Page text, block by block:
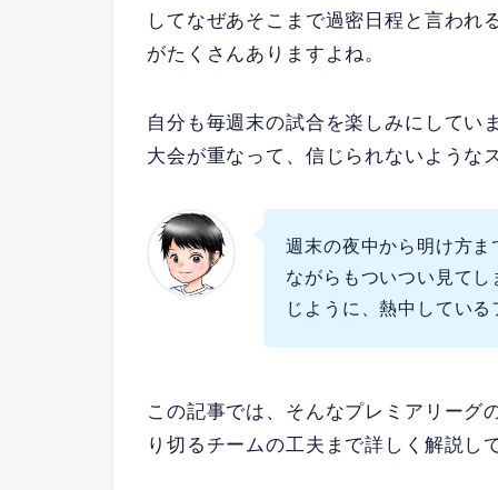
してなぜあそこまで過密日程と言われ
がたくさんありますよね。
自分も毎週末の試合を楽しみにしてい
大会が重なって、信じられないような
週末の夜中から明け方
ながらもついつい見て
じように、熱中してい
この記事では、そんなプレミアリーグ
り切るチームの工夫まで詳しく解説し